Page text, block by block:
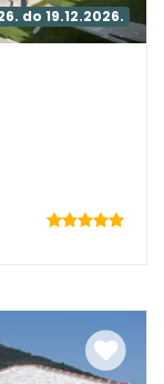
do 19.12.2026.